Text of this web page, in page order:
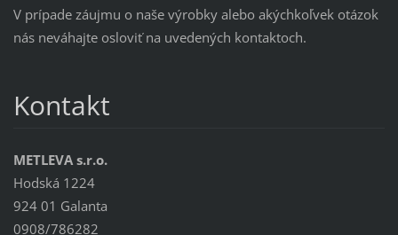
V prípade záujmu o naše výrobky alebo akýchkoľvek otázok
nás neváhajte osloviť na uvedených kontaktoch.
Kontakt
METLEVA s.r.o.
Hodská 1224
924 01 Galanta
0908/786282